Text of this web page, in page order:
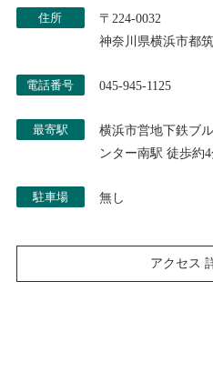
住所
〒224-0032
神奈川県横浜市都
電話番号 045-945-1125
最寄駅
横浜市営地下鉄ブ
ンター南駅 徒歩約
駐車場 無し
アクセス